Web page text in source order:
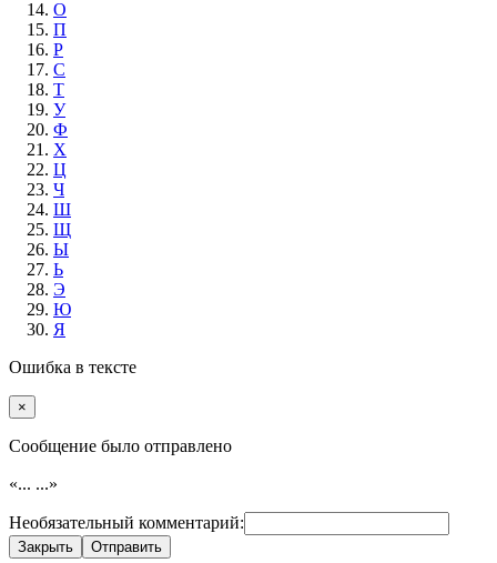
О
П
Р
С
Т
У
Ф
Х
Ц
Ч
Ш
Щ
Ы
Ь
Э
Ю
Я
Ошибка в тексте
×
Cообщение было отправлено
«... ...»
Необязательный комментарий:
Закрыть Отправить